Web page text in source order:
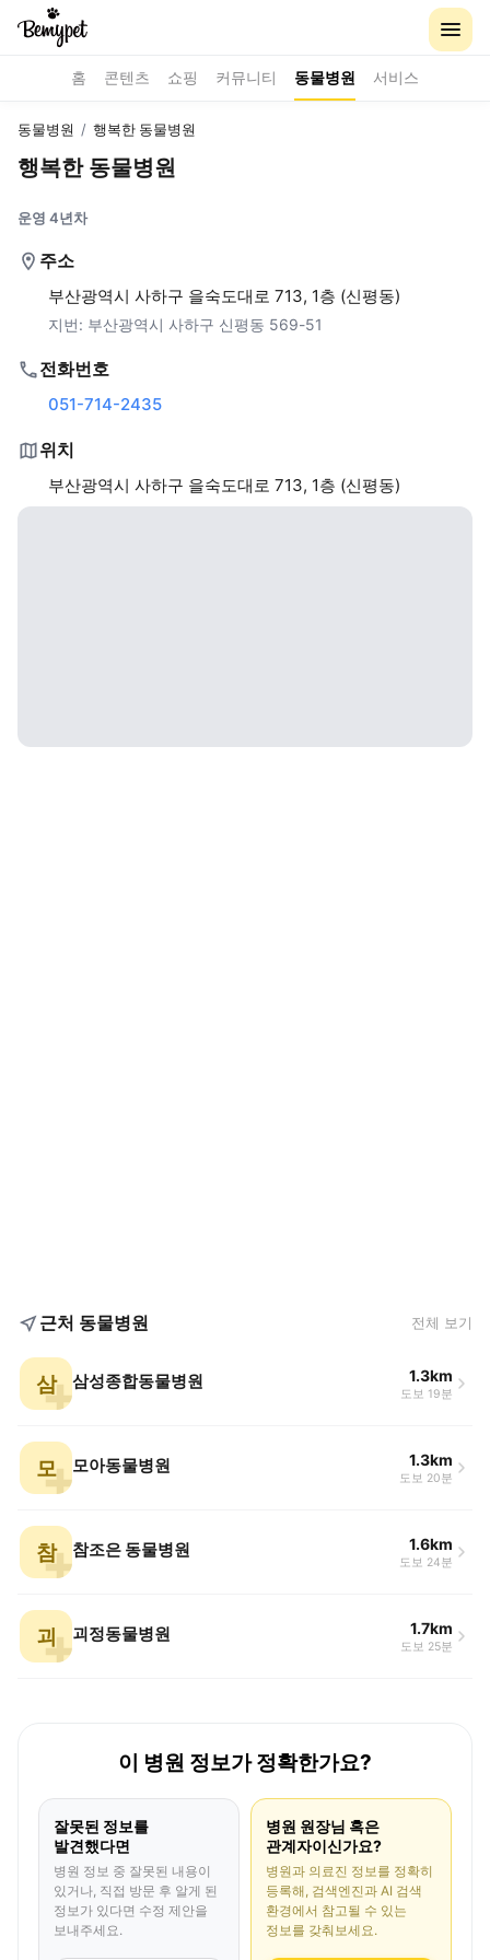
홈 콘텐츠 쇼핑 커뮤니티 동물병원 서비스
동물병원 / 행복한 동물병원
행복한 동물병원
운영 4년차
주소
부산광역시 사하구 을숙도대로 713, 1층 (신평동)
지번: 부산광역시 사하구 신평동 569-51
전화번호
051-714-2435
위치
부산광역시 사하구 을숙도대로 713, 1층 (신평동)
근처 동물병원 전체 보기
삼 삼성종합동물병원 1.3km
도보 19분
모 모아동물병원 1.3km
도보 20분
참 참조은 동물병원 1.6km
도보 24분
괴 괴정동물병원 1.7km
도보 25분
이 병원 정보가 정확한가요?
잘못된 정보를
발견했다면
병원 정보 중 잘못된 내용이
있거나, 직접 방문 후 알게 된
정보가 있다면 수정 제안을
보내주세요.
병원 원장님 혹은
관계자이신가요?
병원과 의료진 정보를 정확히
등록해, 검색엔진과 AI 검색
환경에서 참고될 수 있는
정보를 갖춰보세요.